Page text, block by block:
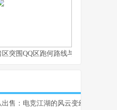
思路
区突围QQ区跑何路线与思路解析
出售：电竞江湖的风云变幻，一个资